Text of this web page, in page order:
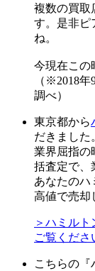
複数の買取
す。是非ピ
ね。
今現在この
（※2018
調べ）
東京都から
だきました
業界屈指の
括査定で、
あなたのハ
高値で売却
＞ハミル
ご覧くださ
こちらの『